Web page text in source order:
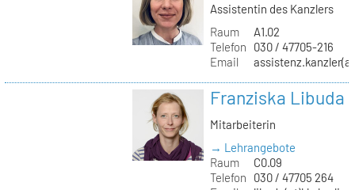
Assistentin des Kanzlers
Raum
A1.02
Telefon
030 / 47705-216
Email
Franziska Libuda
Mitarbeiterin
→ Lehrangebote
Raum
C0.09
Telefon
030 / 47705 264